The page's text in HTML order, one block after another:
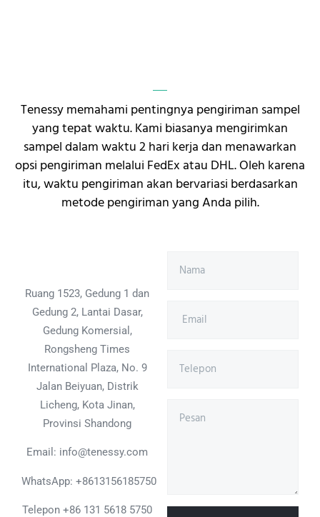
Tenessy memahami pentingnya pengiriman sampel
yang tepat waktu. Kami biasanya mengirimkan
sampel dalam waktu 2 hari kerja dan menawarkan
opsi pengiriman melalui FedEx atau DHL. Oleh karena
itu, waktu pengiriman akan bervariasi berdasarkan
metode pengiriman yang Anda pilih.
Ruang 1523, Gedung 1 dan
Gedung 2, Lantai Dasar,
Gedung Komersial,
Rongsheng Times
International Plaza, No. 9
Jalan Beiyuan, Distrik
Licheng, Kota Jinan,
Provinsi Shandong
Email: info@tenessy.com
WhatsApp: +8613156185750
Telepon +86 131 5618 5750